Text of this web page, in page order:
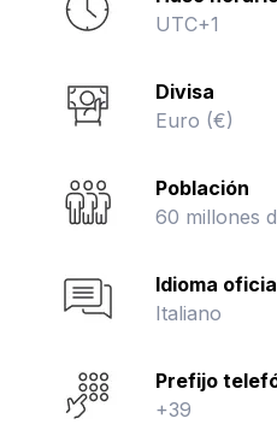
UTC+1
Divisa
Euro (€)
Población
60 millones
Idioma
Italiano
Prefijo
+39